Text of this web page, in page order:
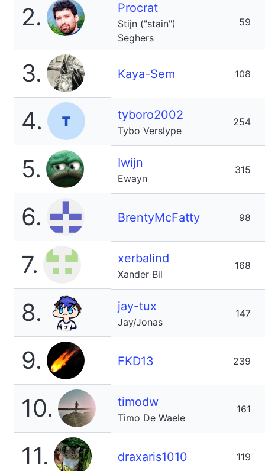
2. Procrat
Stijn ("stain")
Seghers
59
3. Kaya-Sem 108
4. tyboro2002
Tybo Verslype
254
5. Iwijn
Ewayn
315
6. BrentyMcFatty 98
7. xerbalind
Xander Bil
168
8. jay-tux
Jay/Jonas
147
9. FKD13 239
10. timodw
Timo De Waele
161
11. draxaris1010 119